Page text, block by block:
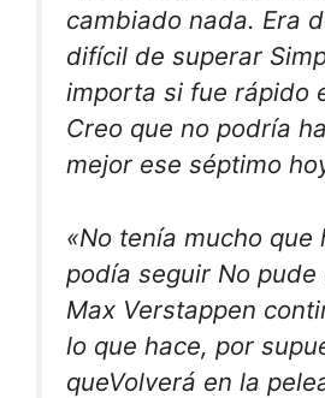
cambiado nada. Era
difícil de superar
importa si fue rápido
Creo que no podría
mejor ese séptimo
«No tenía mucho que
podía seguir No pude
Max Verstappen
lo que hace, por
queVolverá en la